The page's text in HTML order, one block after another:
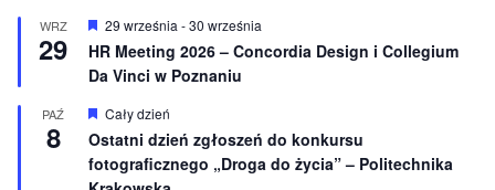
n
i
o
n
WRZ
29
W
y
r
ó
n
o
n
e
29 września-30 września
HR Meeting 2026 – Concordia Design i Collegium
Da Vinci w Poznaniu
PAŹ
8
W
r
ó
ż
Cały dzień
Ostatni dzień zgłoszeń do konkursu
fotograficznego „Droga do życia” – Politechnika